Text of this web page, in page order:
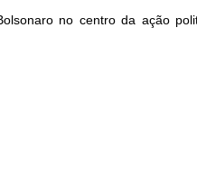
no centro da ação